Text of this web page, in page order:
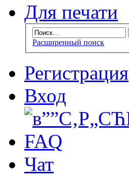
Для печати
Расширенный поиск
Регистрация
Вход
FAQ
Чат